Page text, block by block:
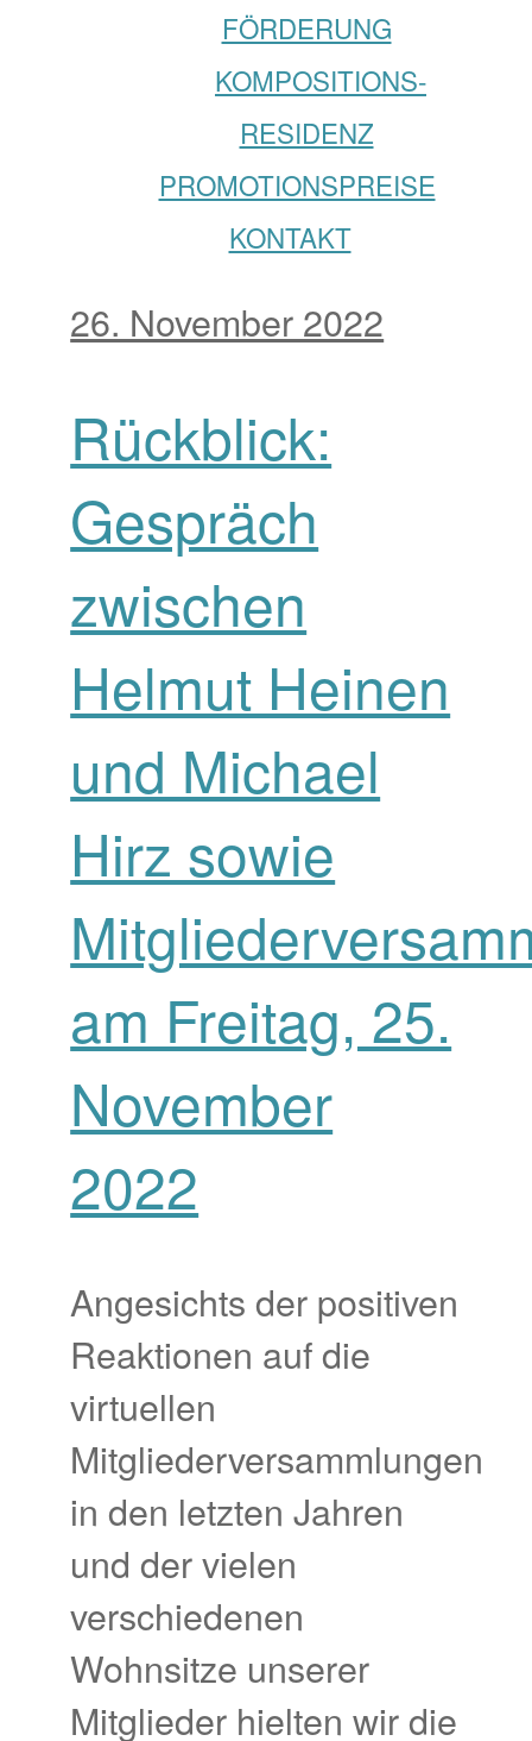
FÖRDERUNG
KOMPOSITIONS­
RESIDENZ
PROMOTIONSPREISE
KONTAKT
26. November 2022
Rückblick:
Gespräch
zwischen
Helmut Heinen
und Michael
Hirz sowie
am Freitag, 25.
November
2022
Angesichts der positiven
Reaktionen auf die
virtuellen
Mitgliederversammlungen
in den letzten Jahren
und der vielen
verschiedenen
Wohnsitze unserer
Mitglieder hielten wir die